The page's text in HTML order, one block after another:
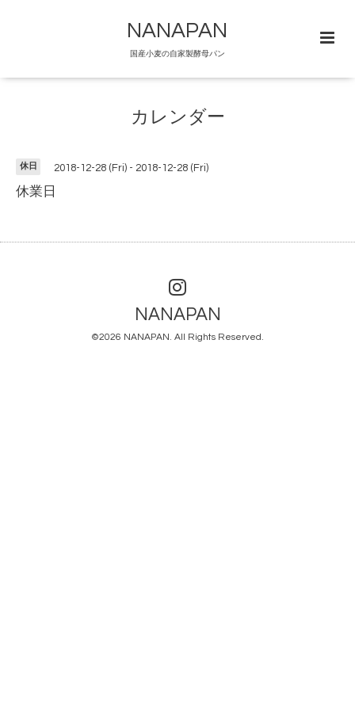
NANAPAN
国産小麦の自家製酵母パン
カレンダー
休日 2018-12-28 (Fri) - 2018-12-28 (Fri)
休業日
NANAPAN
©2026 NANAPAN. All Rights Reserved.